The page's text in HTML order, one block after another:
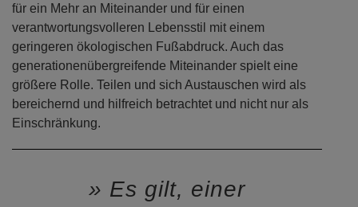
für ein Mehr an Miteinander und für einen
verantwortungsvolleren Lebensstil mit einem
geringeren ökologischen Fußabdruck. Auch das
generationenübergreifende Miteinander spielt eine
größere Rolle. Teilen und sich Austauschen wird als
bereichernd und hilfreich betrachtet und nicht nur als
Einschränkung.
Es gilt, einer